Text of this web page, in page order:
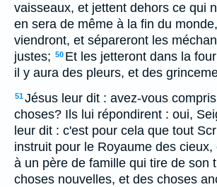
vaisseaux, et jettent dehors ce qui
en sera de même à la fin du
viendront, et sépareront les
justes; 50 Et les jetteront dans la
il y aura des pleurs, et des
51Jésus leur dit : avez-vous
choses? Ils lui répondirent : oui,
leur dit : c'est pour cela que tout
instruit pour le Royaume des
à un père de famille qui tire de son
choses nouvelles, et des choses